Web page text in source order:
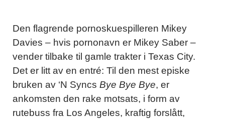
Den flagrende pornoskuespilleren Mikey
Davies – hvis pornonavn er Mikey Saber –
vender tilbake til gamle trakter i Texas City.
Det er litt av en entré: Til den mest episke
bruken av ‘N Syncs Bye Bye Bye, er
ankomsten den rake motsats, i form av
rutebuss fra Los Angeles, kraftig forslått,